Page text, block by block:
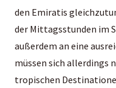
den Emiratis
der Mittagsstunden im
außerdem an eine
müssen sich allerdings
tropischen